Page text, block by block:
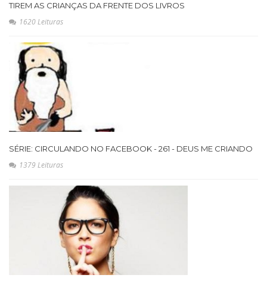
TIREM AS CRIANÇAS DA FRENTE DOS LIVROS
1620 Leituras
SÉRIE: CIRCULANDO NO FACEBOOK - 261 - DEUS ME CRIANDO
1379 Leituras